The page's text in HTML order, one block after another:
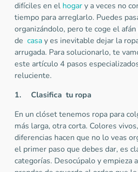
difíciles en el hogary a veces no
tiempo para arreglarlo. Puedes
organizándolo, pero te coge el
de casay es inevitable dejar la
arrugada. Para solucionarlo, te
este artículo 4 pasos
reluciente.
1. Clasifica tu ropa
En un clóset tenemos ropa para
más larga, otra corta. Colores
diferencias hacen que no lo veas
el primer paso que debes dar, es
categorías. Desocúpalo y empieza